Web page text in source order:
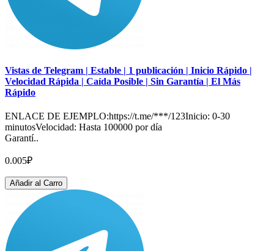
Vistas de Telegram | Estable | 1 publicación | Inicio Rápido |
Velocidad Rápida | Caída Posible | Sin Garantía | El Más
Rápido
ENLACE DE EJEMPLO:https://t.me/***/123Inicio: 0-30
minutosVelocidad: Hasta 100000 por día
Garantí..
0.005₽
Añadir al Carro